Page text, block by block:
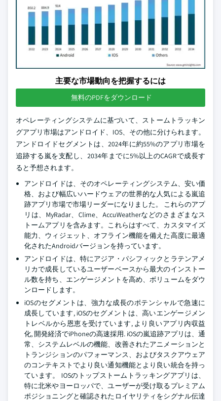
主要な市場動向を把握するには
無料のPDFをダウンロード
オペレーティングシステムに基づいて、ストームトラッキン
グアプリ市場はアンドロイド、IOS、その他に分けられます。
アンドロイドセグメントは、2024年に約55%のアプリ市場を
追跡する嵐を支配し、2034年までに5%以上のCAGRで成長す
ると予想されます。
アンドロイドは、そのオペレーティングシステム、安い価
格、および幅広いハードウェアの世界的な人気による嵐追
跡アプリ市場で市場リーダーになりました。 これらのアプ
リは、MyRadar、Clime、AccuWeatherなどのさまざまなス
トームアプリを含みます。これらはすべて、カスタマイズ
能力、ウィジェット、オフライン機能を備えた高度に最適
化されたAndroidバージョンを持っています。
アンドロイドは、特にアジア・パシフィックとラテンアメ
リカで成長しているユーザーベースから最大のインストー
ル数を持ち、エンゲージメントを高め、ボリュームをダウ
ンロードします。
iOSのセグメントは、強力な成長のポテンシャルで急速に
成長しています, iOSのセグメントは、高いエンゲージメン
トレベルから恩恵を受けています, より良いアプリ内収益
化, 開発経済でiPhoneの高速採用. iOSの嵐追跡アプリは、通
常、システムレベルの機能、改善されたアニメーションと
トランジションのパフォーマンス、およびタスクアウェア
のコンテキストでより良い通知機能とより良い統合を持っ
ています。 IOSのトップストームトラッキングアプリは、
特に北米やヨーロッパで、ユーザーが受け取るプレミアム
ポジショニングと確認されたロイヤリティをシグナル伝達